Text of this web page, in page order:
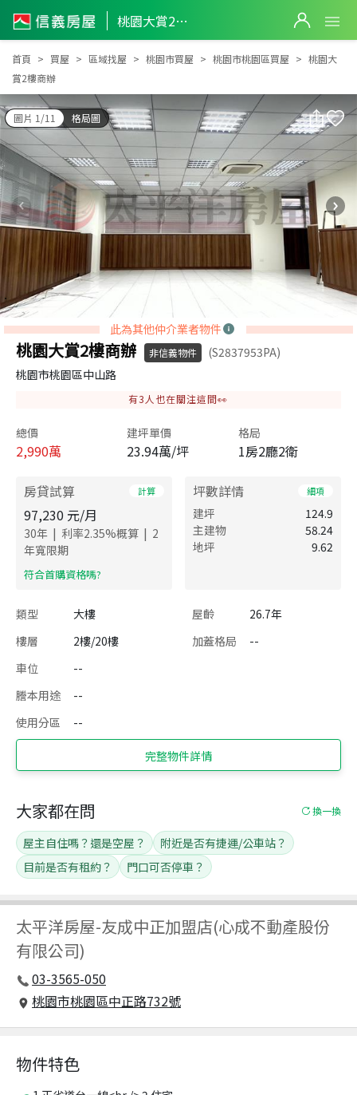
桃園大賞2樓商辦
桃園大賞2樓商辦
首頁 買屋 區域找屋 桃園市買屋 桃園市桃園區買屋
桃園大
賞2樓商辦
圖片 1/11 格局圖
此為其他仲介業者物件
桃園大賞2樓商辦 非信義物件
(S2837953PA)
桃園市桃園區中山路
有3 人也在關注這間👀
總價
2,990萬
建坪單價
23.94萬/坪
格局
1房2廳2衛
房貸試算 計算
97,230 元/月
30年 | 利率2.35%概算 | 2
年寬限期
​符合首購資格嗎?
坪數詳情 細項
建坪
124.9
主建物
58.24
地坪
9.62
類型 大樓 屋齡
26.7年
樓層
2樓/20樓 加蓋格局
--
車位
--
謄本用途
--
使用分區
--
完整物件詳情
太平洋房屋-友成中正加盟店(心成不動產股份
有限公司)
03-3565-050
桃園市桃園區中正路732號
大家都在問 換一換
屋主自住嗎？還是空屋？
附近是否有捷運/公車站？
目前是否有租約？
門口可否停車？
物件特色